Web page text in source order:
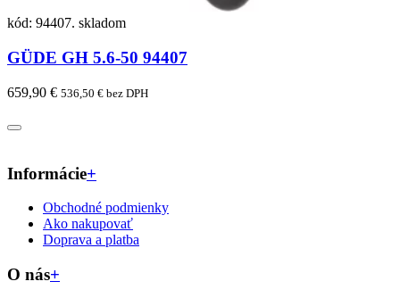
kód: 94407. skladom
GÜDE GH 5.6-50 94407
659,90 € 536,50 € bez DPH
Informácie+
Obchodné podmienky
Ako nakupovať
Doprava a platba
O nás+